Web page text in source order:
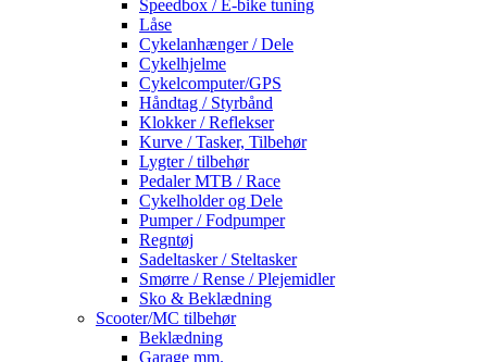
Speedbox / E-bike tuning
Låse
Cykelanhænger / Dele
Cykelhjelme
Cykelcomputer/GPS
Håndtag / Styrbånd
Klokker / Reflekser
Kurve / Tasker, Tilbehør
Lygter / tilbehør
Pedaler MTB / Race
Cykelholder og Dele
Pumper / Fodpumper
Regntøj
Sadeltasker / Steltasker
Smørre / Rense / Plejemidler
Sko & Beklædning
Scooter/MC tilbehør
Beklædning
Garage mm.